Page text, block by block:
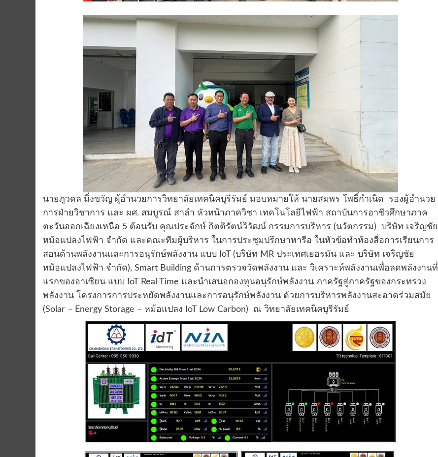
นายภูวดล มิ่งขวัญ ผู้อำนวยการวิทยาลัยเทคนิคบุรีรัมย์ มอบหมายให้ นายสมพร โพธิ์กำเนิด รองผู้อำนวย
การฝ่ายวิชาการ และ ผศ. สมบูรณ์ สาลำ หัวหน้าภาควิชา เทคโนโลยีไฟฟ้า สถาบันการอาชีวศึกษาภาค
ตะวันออกเฉียงเหนือ 5 ต้อนรับ คุณประจักษ์ กิตติรัตน์วิวัฒน์ กรรมการบริหาร (นวัตกรรม) บริษัท เจริญชัย
หม้อแปลงไฟฟ้า จำกัด และคณะทีมผู้บริหาร ในการประชุมปรึกษาหารือ ในหัวข้อทำห้องสื่อการเรียนการ
สอนด้านพลังงานและการอนุรักษ์พลังงาน แบบ IoT (บริษัท MR ประเทศเยอรมัน และ บริษัท เจริญชัย
หม้อแปลงไฟฟ้า จำกัด), Smart Building ด้านการตรวจวัดพลังงาน และ วิเคราะห์พลังงานเพื่อลดพลังงานที่
แรกของอาเซียน แบบ IoT Real Time และนำเสนอกองทุนอนุรักษ์พลังงาน ภาครัฐสู่ภาครัฐของกระทรวง
พลังงาน โครงการการประหยัดพลังงานและการอนุรักษ์พลังงาน ด้วยการบริหารพลังงานสะอาดร่วมสมัย
(Solar – Energy Storage – หม้อแปลง IoT Low Carbon) ณ วิทยาลัยเทคนิคบุรีรัมย์